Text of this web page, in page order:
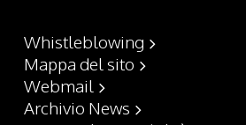
Whistleblowing
Mappa del sito
Webmail
Archivio News